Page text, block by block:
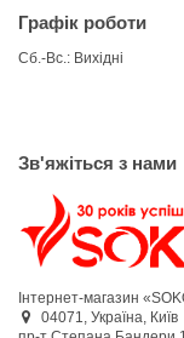
Графік роботи
Сб.-Вс.: Вихідні
Зв'яжіться з нами
Інтернет-магазин
04071, Україна, Київ